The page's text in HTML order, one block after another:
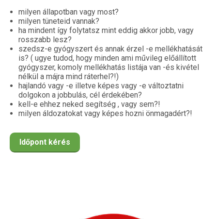
milyen állapotban vagy most?
milyen tüneteid vannak?
ha mindent így folytatsz mint eddig akkor jobb, vagy
rosszabb lesz?
szedsz-e gyógyszert és annak érzel -e mellékhatását
is? ( ugye tudod, hogy minden ami művileg előállított
gyógyszer, komoly mellékhatás listája van -és kivétel
nélkül a májra mind ráterhel?!)
hajlandó vagy -e illetve képes vagy -e változtatni
dolgokon a jobbulás, cél érdekében?
kell-e ehhez neked segítség , vagy sem?!
milyen áldozatokat vagy képes hozni önmagadért?!
Időpont kérés